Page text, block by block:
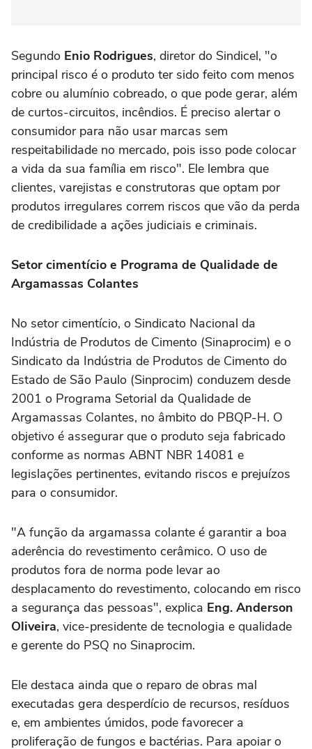
Segundo Enio Rodrigues, diretor do Sindicel, "o
principal risco é o produto ter sido feito com menos
cobre ou alumínio cobreado, o que pode gerar, além
de curtos-circuitos, incêndios. É preciso alertar o
consumidor para não usar marcas sem
respeitabilidade no mercado, pois isso pode colocar
a vida da sua família em risco". Ele lembra que
clientes, varejistas e construtoras que optam por
produtos irregulares correm riscos que vão da perda
de credibilidade a ações judiciais e criminais.
Setor cimentício e Programa de Qualidade de
Argamassas Colantes
No setor cimentício, o Sindicato Nacional da
Indústria de Produtos de Cimento (Sinaprocim) e o
Sindicato da Indústria de Produtos de Cimento do
Estado de São Paulo (Sinprocim) conduzem desde
2001 o Programa Setorial da Qualidade de
Argamassas Colantes, no âmbito do PBQP-H. O
objetivo é assegurar que o produto seja fabricado
conforme as normas ABNT NBR 14081 e
legislações pertinentes, evitando riscos e prejuízos
para o consumidor.
"A função da argamassa colante é garantir a boa
aderência do revestimento cerâmico. O uso de
produtos fora de norma pode levar ao
desplacamento do revestimento, colocando em risco
a segurança das pessoas", explica Eng. Anderson
Oliveira, vice-presidente de tecnologia e qualidade
e gerente do PSQ no Sinaprocim.
Ele destaca ainda que o reparo de obras mal
executadas gera desperdício de recursos, resíduos
e, em ambientes úmidos, pode favorecer a
proliferação de fungos e bactérias. Para apoiar o